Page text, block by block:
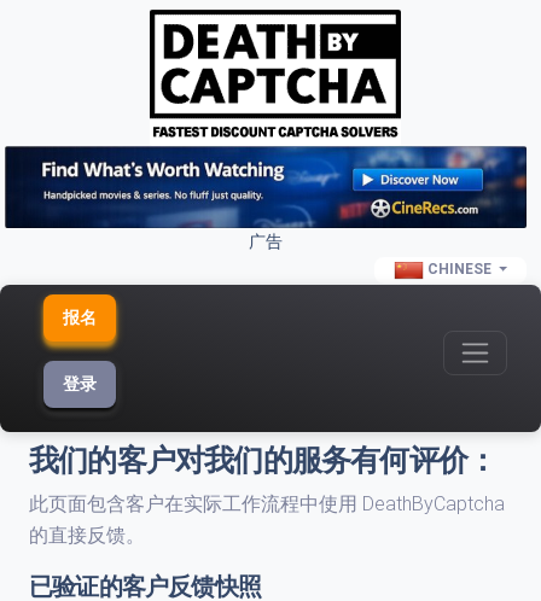
广告
CHINESE
报名
登录
我们的客户对我们的服务有何评价：
此页面包含客户在实际工作流程中使用 DeathByCaptcha
的直接反馈。
已验证的客户反馈快照